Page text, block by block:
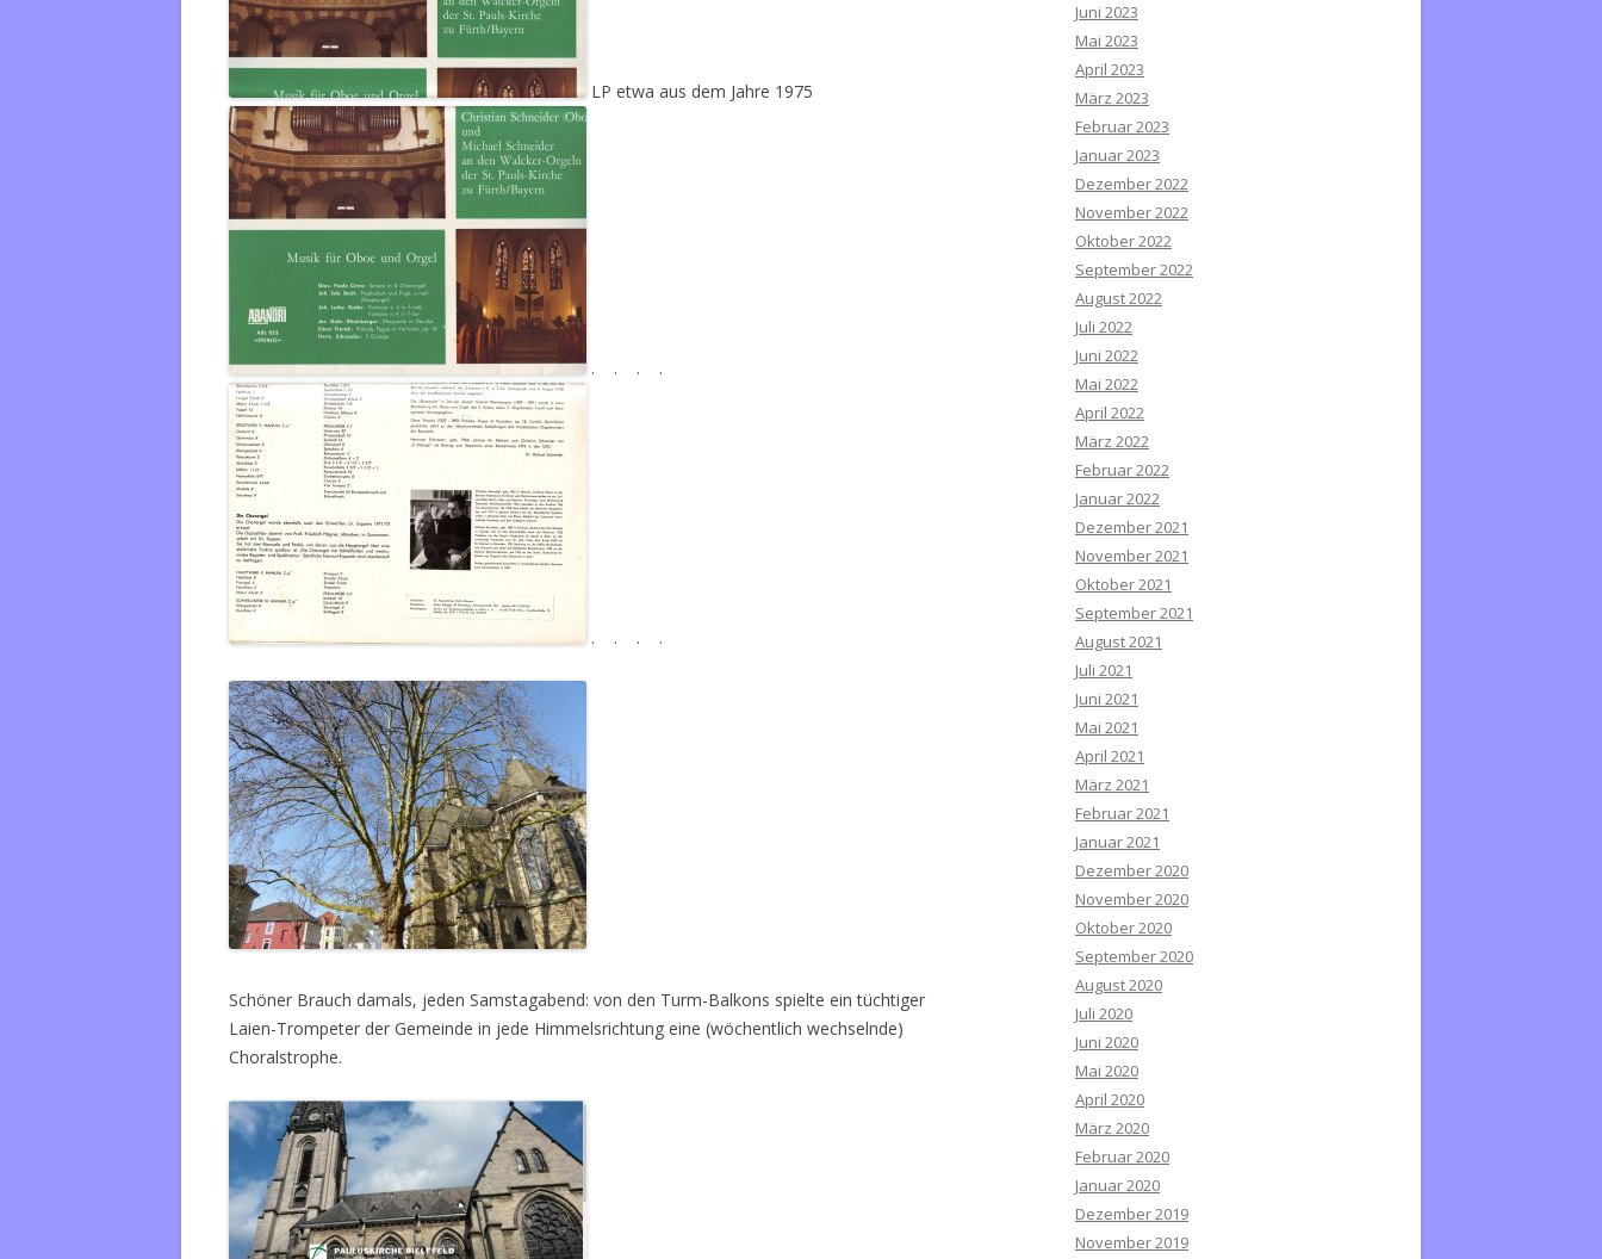
LP etwa aus dem Jahre 1975
. . . .
. . . .
Schöner Brauch damals, jeden Samstagabend: von den Turm-Balkons spielte ein tüchtiger
Laien-Trompeter der Gemeinde in jede Himmelsrichtung eine (wöchentlich wechselnde)
Choralstrophe.
Juni 2023
Mai 2023
April 2023
März 2023
Februar 2023
Januar 2023
Dezember 2022
November 2022
Oktober 2022
September 2022
August 2022
Juli 2022
Juni 2022
Mai 2022
April 2022
März 2022
Februar 2022
Januar 2022
Dezember 2021
November 2021
Oktober 2021
September 2021
August 2021
Juli 2021
Juni 2021
Mai 2021
April 2021
März 2021
Februar 2021
Januar 2021
Dezember 2020
November 2020
Oktober 2020
September 2020
August 2020
Juli 2020
Juni 2020
Mai 2020
April 2020
März 2020
Februar 2020
Januar 2020
Dezember 2019
November 2019